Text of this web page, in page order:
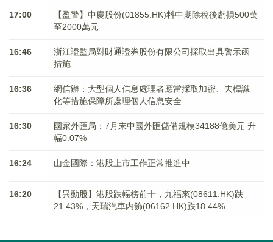
17:00
【盈警】中慶股份(01855.HK)料中期除稅後虧損500萬
至2000萬元
16:46
浙江證監局對財通證券股份有限公司採取出具警示函
措施
16:36
網信辦：大型個人信息處理者應當採取加密、去標識
化等措施保障所處理個人信息安全
16:30
國家外匯局：7月末中國外匯儲備規模34188億美元 升
幅0.07%
16:24 山金國際：港股上市工作正常推進中
16:20
【異動股】港股跌幅榜前十，九福來(08611.HK)跌
21.43%，天瑞汽車内飾(06162.HK)跌18.44%